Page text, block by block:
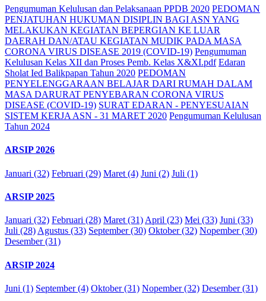
Pengumuman Kelulusan dan Pelaksanaan PPDB 2020 PEDOMAN
PENJATUHAN HUKUMAN DISIPLIN BAGI ASN YANG
MELAKUKAN KEGIATAN BEPERGIAN KE LUAR
DAERAH DAN/ATAU KEGIATAN MUDIK PADA MASA
CORONA VIRUS DISEASE 2019 (COVID-19) Pengumuman
Kelulusan Kelas XII dan Proses Pemb. Kelas X&XI.pdf Edaran
Sholat Ied Balikpapan Tahun 2020 PEDOMAN
PENYELENGGARAAN BELAJAR DARI RUMAH DALAM
MASA DARURAT PENYEBARAN CORONA VIRUS
DISEASE (COVID-19) SURAT EDARAN - PENYESUAIAN
SISTEM KERJA ASN - 31 MARET 2020 Pengumuman Kelulusan
Tahun 2024
ARSIP 2026
Januari (32) Februari (29) Maret (4) Juni (2) Juli (1)
ARSIP 2025
Januari (32) Februari (28) Maret (31) April (23) Mei (33) Juni (33)
Juli (28) Agustus (33) September (30) Oktober (32) Nopember (30)
Desember (31)
ARSIP 2024
Juni (1) September (4) Oktober (31) Nopember (32) Desember (31)